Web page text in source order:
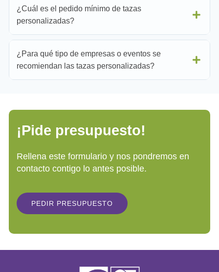
¿Cuál es el pedido mínimo de tazas
personalizadas?
¿Para qué tipo de empresas o eventos se
recomiendan las tazas personalizadas?
¡Pide presupuesto!
Rellena este formulario y nos pondremos en
contacto contigo lo antes posible.
PEDIR PRESUPUESTO